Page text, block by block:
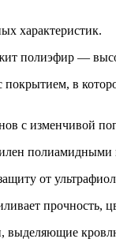
характеристик.
полиэфир —
в
с изменчивой
полиамидными
от
прочность,
выделяющие